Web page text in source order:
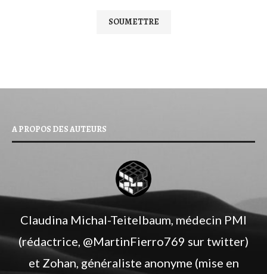
A PROPOS DES AUTEURS
Claudina Michal-Teitelbaum, médecin PMI
(rédactrice, ‎@MartinFierro769 sur twitter)
et Zohan, généraliste anonyme (mise en